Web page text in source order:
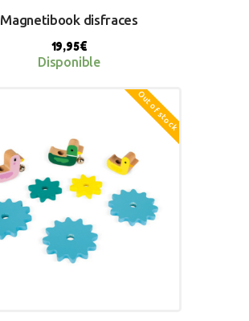
Magnetibook disfraces
19,95€
Disponible
Out of stock